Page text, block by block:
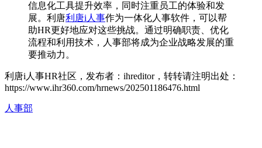
信息化工具提升效率，同时注重员工的体验和发
展。利唐利唐i人事作为一体化人事软件，可以帮
助HR更好地应对这些挑战。通过明确职责、优化
流程和利用技术，人事部将成为企业战略发展的重
要推动力。
利唐i人事HR社区，发布者：ihreditor，转转请注明出处：
https://www.ihr360.com/hrnews/202501186476.html
人事部